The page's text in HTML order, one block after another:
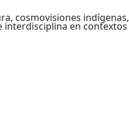
cosmovisiones indígenas,
interdisciplina en contextos